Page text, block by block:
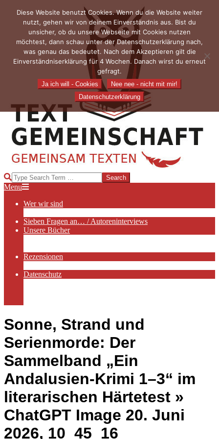
content
TEXTGEMEINSCHAFT
Search
Primary
Menu
Menu
Wer wir sind
Sieben Fragen an… / Autoreninterviews
Unsere Bücher
Rezensionen
Datenschutz
Sonne, Strand und
Serienmorde: Der
Sammelband „Ein
Andalusien-Krimi 1–3“ im
literarischen Härtetest »
ChatGPT Image 20. Juni
2026, 10_45_16
Diese Website benutzt Cookies. Wenn du die Website weiter
nutzt, gehen wir von deinem Einverständnis aus. Bist du
unsicher, ob du unsere Webseite mit Cookies nutzen
möchtest, dann schau unter der Datenschutzerklärung nach,
was genau das bedeutet. Nach dem Akzeptieren gilt die
Einverständniserklärung für 4 Wochen. Danach wirst du erneut
gefragt.
Ja ich will - Cookies
Nee nee - nicht mit mir!
Datenschutzerklärung